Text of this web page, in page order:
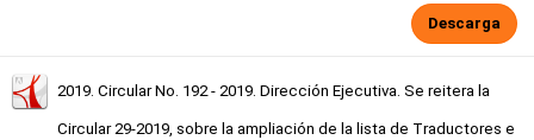
Descarga
2019. Circular No. 192 - 2019. Dirección Ejecutiva. Se reitera la
Circular 29-2019, sobre la ampliación de la lista de Traductores e